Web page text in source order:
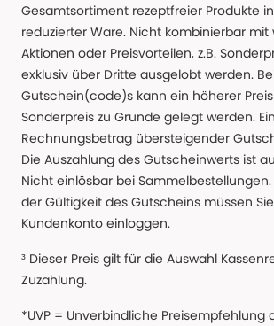
Gesamtsortiment rezeptfreier Produkte
reduzierter Ware. Nicht kombinierbar mit
Aktionen oder Preisvorteilen, z.B.
exklusiv über Dritte ausgelobt werden.
Gutschein(code)s kann ein höherer
Sonderpreis zu Grunde gelegt werden.
Rechnungsbetrag übersteigender
Die Auszahlung des Gutscheinwerts ist
Nicht einlösbar bei
der Gültigkeit des Gutscheins müssen
Kundenkonto einloggen.
³ Dieser Preis gilt für die Auswahl
Zuzahlung.
*UVP = Unverbindliche Preisempfehlung